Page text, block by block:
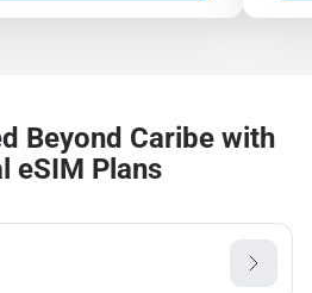
Beyond Caribe with
eSIM Plans